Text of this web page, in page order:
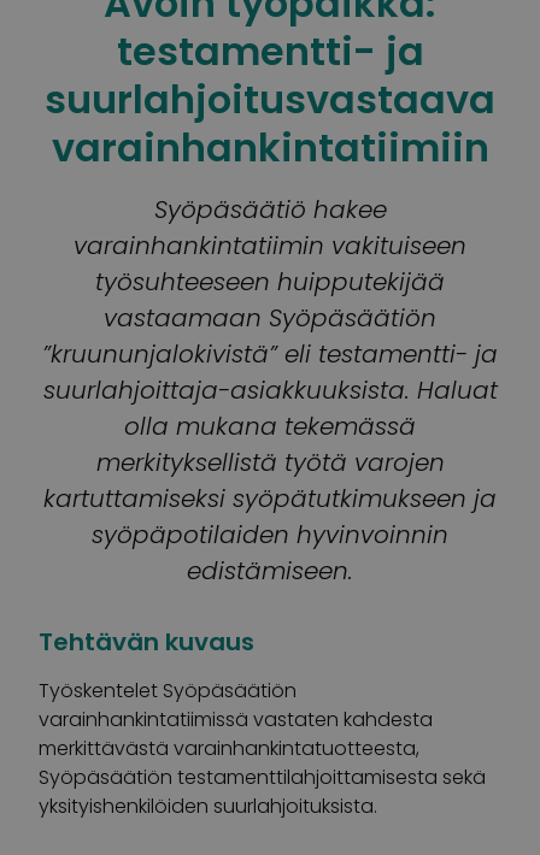
testamentti- ja
suurlahjoitusvastaava
varainhankintatiimiin
Syöpäsäätiö hakee
varainhankintatiimin vakituiseen
työsuhteeseen huipputekijää
vastaamaan Syöpäsäätiön
”kruununjalokivistä” eli testamentti- ja
suurlahjoittaja-asiakkuuksista. Haluat
olla mukana tekemässä
merkityksellistä työtä varojen
kartuttamiseksi syöpätutkimukseen ja
syöpäpotilaiden hyvinvoinnin
edistämiseen.
Tehtävän kuvaus
Työskentelet Syöpäsäätiön
varainhankintatiimissä vastaten kahdesta
merkittävästä varainhankintatuotteesta,
Syöpäsäätiön testamenttilahjoittamisesta sekä
yksityishenkilöiden suurlahjoituksista.